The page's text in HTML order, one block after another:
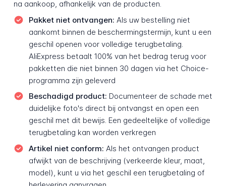
na aankoop, afhankelijk van de producten.
Pakket niet ontvangen: Als uw bestelling niet
aankomt binnen de beschermingstermijn, kunt u een
geschil openen voor volledige terugbetaling.
AliExpress betaalt 100% van het bedrag terug voor
pakketten die niet binnen 30 dagen via het Choice-
programma zijn geleverd
Beschadigd product: Documenteer de schade met
duidelijke foto's direct bij ontvangst en open een
geschil met dit bewijs. Een gedeeltelijke of volledige
terugbetaling kan worden verkregen
Artikel niet conform: Als het ontvangen product
afwijkt van de beschrijving (verkeerde kleur, maat,
model), kunt u via het geschil een terugbetaling of